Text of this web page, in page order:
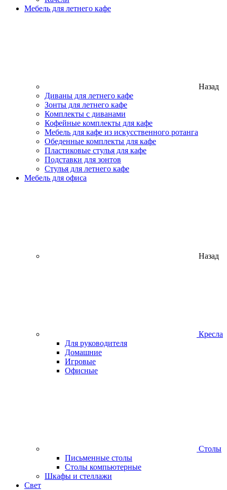
Мебель для летнего кафе
Назад
Диваны для летнего кафе
Зонты для летнего кафе
Комплекты с диванами
Кофейные комплекты для кафе
Мебель для кафе из искусственного ротанга
Обеденные комплекты для кафе
Пластиковые стулья для кафе
Подставки для зонтов
Стулья для летнего кафе
Мебель для офиса
Назад
Кресла
Для руководителя
Домашние
Игровые
Офисные
Столы
Письменные столы
Столы компьютерные
Шкафы и стеллажи
Свет